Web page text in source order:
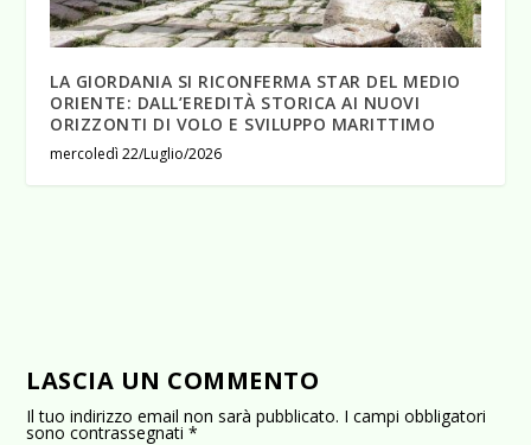
LA GIORDANIA SI RICONFERMA STAR DEL MEDIO
ORIENTE: DALL’EREDITÀ STORICA AI NUOVI
ORIZZONTI DI VOLO E SVILUPPO MARITTIMO
mercoledì 22/Luglio/2026
LASCIA UN COMMENTO
Il tuo indirizzo email non sarà pubblicato. I campi obbligatori
sono contrassegnati*